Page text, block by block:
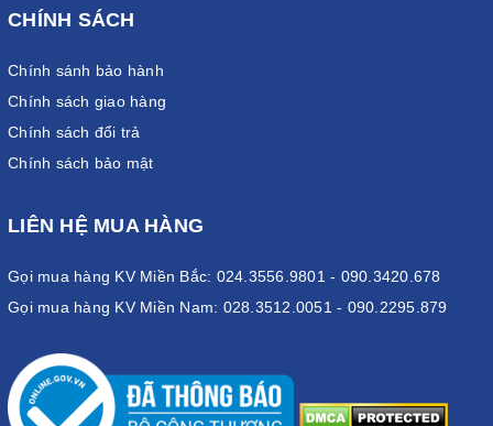
CHÍNH SÁCH
Chính sánh bảo hành
Chính sách giao hàng
Chính sách đổi trả
Chính sách bảo mật
LIÊN HỆ MUA HÀNG
Gọi mua hàng KV Miền Bắc: 024.3556.9801 - 090.3420.678
Gọi mua hàng KV Miền Nam: 028.3512.0051 - 090.2295.879